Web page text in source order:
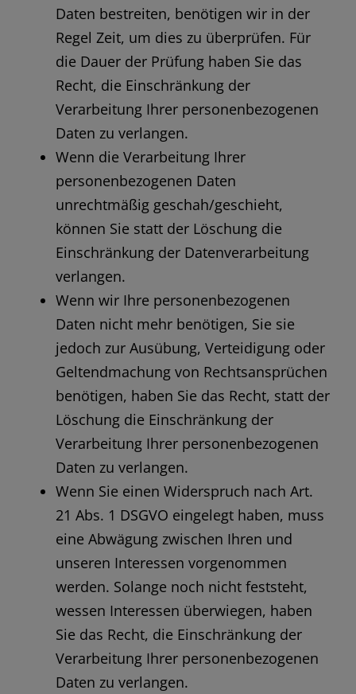
Daten bestreiten, benötigen wir in der
Regel Zeit, um dies zu überprüfen. Für
die Dauer der Prüfung haben Sie das
Recht, die Einschränkung der
Verarbeitung Ihrer personenbezogenen
Daten zu verlangen.
Wenn die Verarbeitung Ihrer
personenbezogenen Daten
unrechtmäßig geschah/geschieht,
können Sie statt der Löschung die
Einschränkung der Datenverarbeitung
verlangen.
Wenn wir Ihre personenbezogenen
Daten nicht mehr benötigen, Sie sie
jedoch zur Ausübung, Verteidigung oder
Geltendmachung von Rechtsansprüchen
benötigen, haben Sie das Recht, statt der
Löschung die Einschränkung der
Verarbeitung Ihrer personenbezogenen
Daten zu verlangen.
Wenn Sie einen Widerspruch nach Art.
21 Abs. 1 DSGVO eingelegt haben, muss
eine Abwägung zwischen Ihren und
unseren Interessen vorgenommen
werden. Solange noch nicht feststeht,
wessen Interessen überwiegen, haben
Sie das Recht, die Einschränkung der
Verarbeitung Ihrer personenbezogenen
Daten zu verlangen.